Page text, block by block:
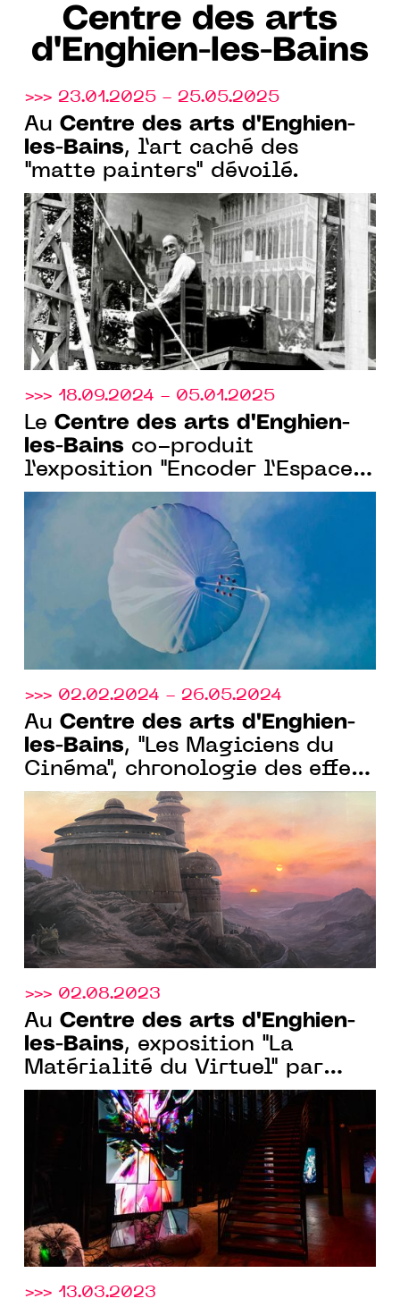
Centre des arts
d'Enghien-les-Bains
>>> 23.01.2025 - 25.05.2025
Au Centre des arts d'Enghien-
les-Bains, l’art caché des
"matte painters" dévoilé.
>>> 18.09.2024 - 05.01.2025
Le Centre des arts d'Enghien-
les-Bains co-produit
l’exposition "Encoder l’Espace"
avec l’Observatoire de l’Espace
>>> 02.02.2024 - 26.05.2024
Au Centre des arts d'Enghien-
les-Bains, "Les Magiciens du
Cinéma", chronologie des effets
spéciaux, du 02 février au 26
mai 2024
>>> 02.08.2023
Au Centre des arts d'Enghien-
les-Bains, exposition "La
Matérialité du Virtuel" par
Baron-Lanteigne, du 20
septembre au 23 décembre
>>> 13.03.2023